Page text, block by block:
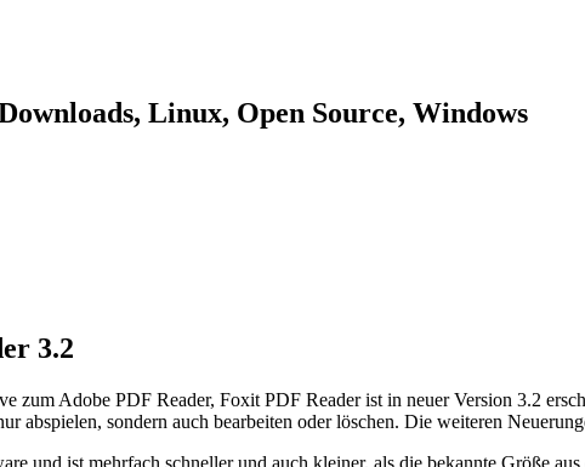
Linux, Open Source, Windows
3.2
zum Adobe PDF Reader, Foxit PDF Reader ist in neuer Version 3.2
abspielen, sondern auch bearbeiten oder löschen. Die weiteren
und ist mehrfach schneller und auch kleiner, als die bekannte Größe